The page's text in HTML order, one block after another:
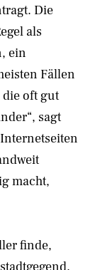
Die
als
ein
Fällen
oft gut
sagt
macht,
finde,